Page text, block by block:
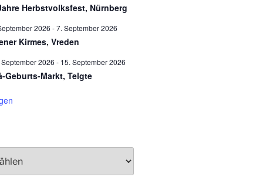
Herbstvolksfest, Nürnberg
2026 -7. September 2026
Kirmes, Vreden
September 2026 - 15. September 2026
Geburts-Markt, Telgte